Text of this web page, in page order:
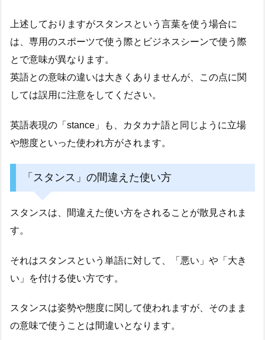
上述しておりますがスタンスという言葉を使う場合に
は、専用のスポーツで使う際とビジネスシーンで使う際
とで意味が異なります。
英語との意味の違いは大きくありませんが、この点に関
しては誤用に注意をしてください。
英語表現の「stance」も、カタカナ語と同じように立場
や態度といった使われ方がされます。
「スタンス」の間違えた使い方
スタンスは、間違えた使い方をされることが散見されま
す。
それはスタンスという単語に対して、「悪い」や「大き
い」を付ける使い方です。
スタンスは姿勢や態度に関して使われますが、そのまま
の意味で使うことは間違いとなります。